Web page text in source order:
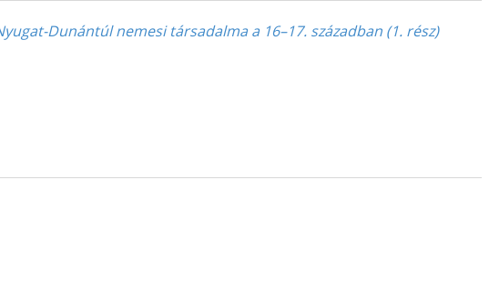
Dunántúl nemesi társadalma a 16–17. században (1. rész)